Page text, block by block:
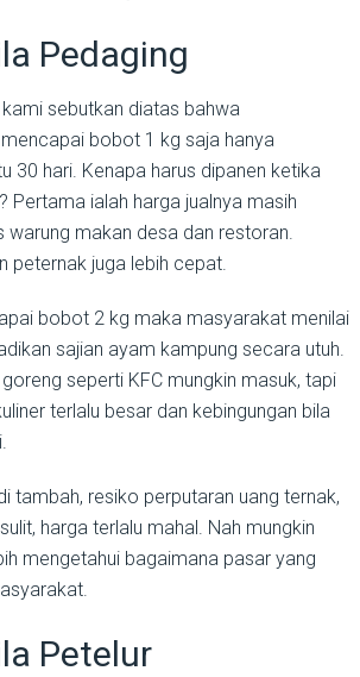
Pedaging
sebutkan diatas bahwa
bobot 1 kg saja hanya
30 hari. Kenapa harus dipanen ketika
Pertama ialah harga jualnya masih
warung makan desa dan restoran.
peternak juga lebih cepat.
bobot 2 kg maka masyarakat menilai
sajian ayam kampung secara utuh.
seperti KFC mungkin masuk, tapi
terlalu besar dan kebingungan bila
tambah, resiko perputaran uang ternak,
harga terlalu mahal. Nah mungkin
mengetahui bagaimana pasar yang
Petelur